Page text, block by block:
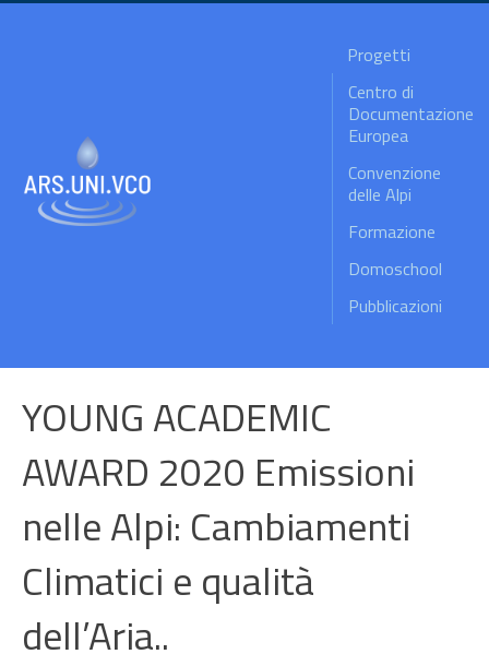
Progetti
Centro di
Documentazione
Europea
Convenzione
delle Alpi
Formazione
Domoschool
Pubblicazioni
YOUNG ACADEMIC
AWARD 2020 Emissioni
nelle Alpi: Cambiamenti
Climatici e qualità
dell’Aria..